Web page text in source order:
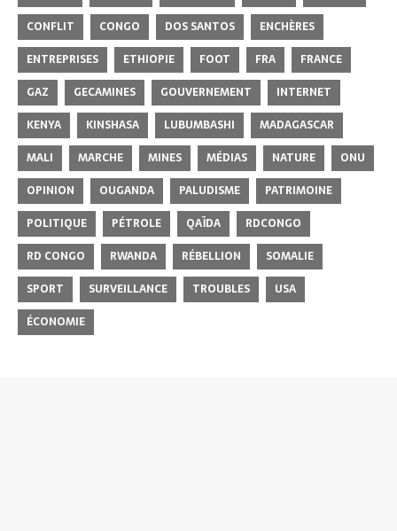
CONFLIT
CONGO DOS SANTOS
ENCHÈRES
ENTREPRISES
ETHIOPIE FOOT FRA
FRANCE
GAZ
GECAMINES GOUVERNEMENT
INTERNET
KENYA
KINSHASA LUBUMBASHI
MADAGASCAR
MALI
MARCHE MINES MÉDIAS NATURE
ONU
OPINION
OUGANDA PALUDISME
PATRIMOINE
POLITIQUE
PÉTROLE QAÏDA
RDCONGO
RD CONGO
RWANDA RÉBELLION
SOMALIE
SPORT
SURVEILLANCE TROUBLES
USA
ÉCONOMIE